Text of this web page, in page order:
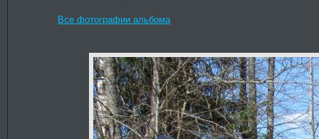
Все фотографии альбома